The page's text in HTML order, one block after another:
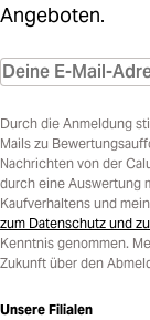
Angeboten.
Durch die Anmeldung
Mails zu
Nachrichten von der
durch eine Auswertung
Kaufverhaltens und
zum Datenschutz und
Kenntnis genommen.
Zukunft über den
Unsere Filialen